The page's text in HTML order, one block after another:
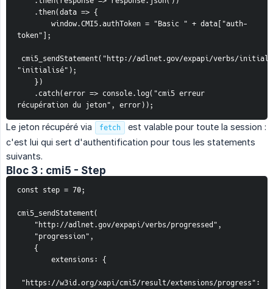
.then(data => {
token"];
cmi5_sendStatement("http://adlnet.gov/expapi/verbs/
"initialisé");
})
récupération du jeton", error));
Le jeton récupéré via fetch
est valable pour toute la session :
c'est lui qui sert d'authentification pour tous les statements
suivants.
Bloc 3 : cmi5 - Step
const step = 70;
cmi5_sendStatement(
"http://adlnet.gov/expapi/verbs/progressed",
"progression",
{
extensions: {
"https://w3id.org/xapi/cmi5/result/extensions/progress":